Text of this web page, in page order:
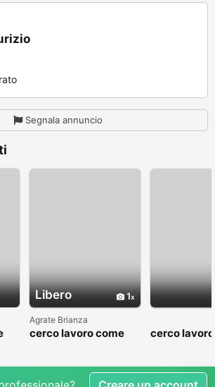
Segnala annuncio
Libero 1
Agrate Brianza
cerco lavoro come
cerco